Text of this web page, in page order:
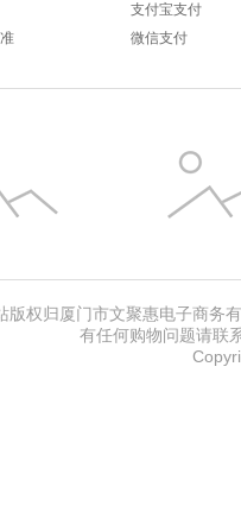
支付宝支付
微信支付
版权归厦门市文聚惠电子商务
有任何购物问题请联